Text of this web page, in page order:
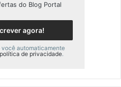
do Blog Portal
você automaticamente
política de privacidade.